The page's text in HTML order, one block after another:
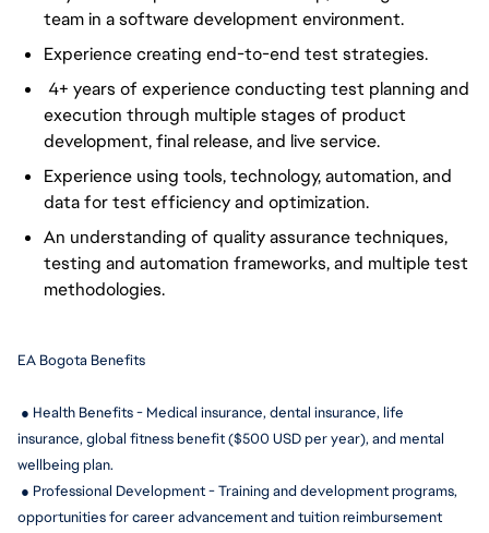
team in a software development environment.
Experience creating end-to-end test strategies.
4+ years of experience conducting test planning and
execution through multiple stages of product
development, final release, and live service.
Experience using tools, technology, automation, and
data for test efficiency and optimization.
An understanding of quality assurance techniques,
testing and automation frameworks, and multiple test
methodologies.
EA Bogota Benefits
● Health Benefits - Medical insurance, dental insurance, life
insurance, global fitness benefit ($500 USD per year), and mental
wellbeing plan.
● Professional Development - Training and development programs,
opportunities for career advancement and tuition reimbursement